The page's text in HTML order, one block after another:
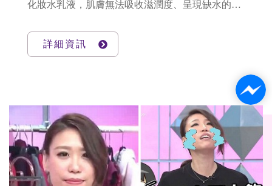
化妝水乳液，肌膚無法吸收滋潤度、呈現缺水的狀
用看化妝師的臉色!!!! 湘瑩對自己的膚況，露出甜
甜的滿意笑容 水光注射給肌膚深層保濕，膚況輕盈
詳細資訊